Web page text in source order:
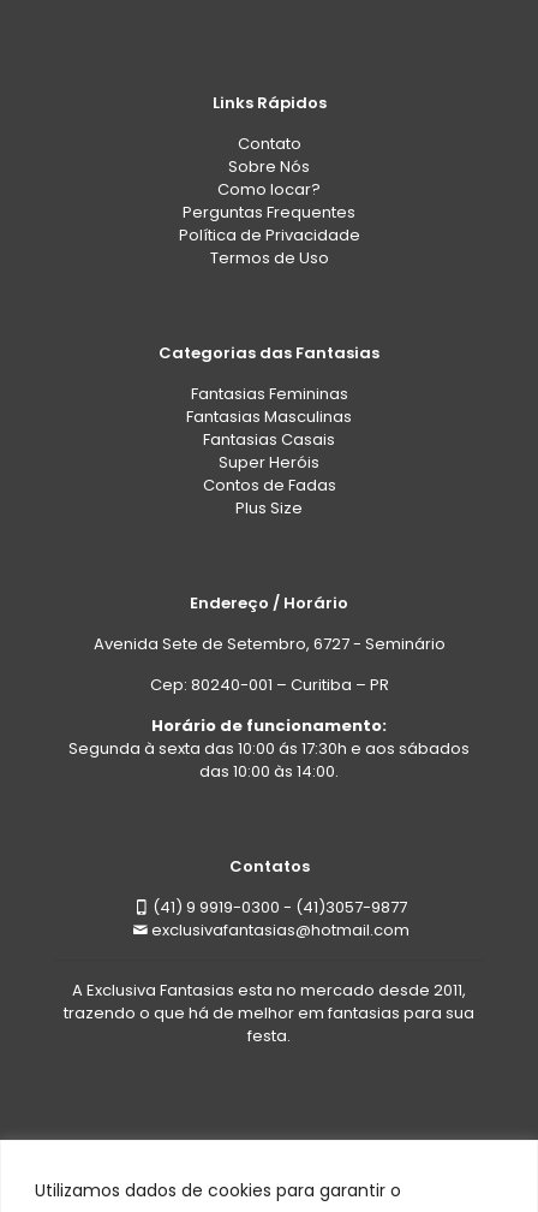
Utilizamos dados de cookies para garantir o
Links Rápidos
Contato
Sobre Nós
Como locar?
Perguntas Frequentes
Política de Privacidade
Termos de Uso
Categorias das Fantasias
Fantasias Femininas
Fantasias Masculinas
Fantasias Casais
Super Heróis
Contos de Fadas
Plus Size
Endereço / Horário
Avenida Sete de Setembro, 6727 - Seminário
Cep: 80240-001 – Curitiba – PR
Horário de funcionamento:
Segunda à sexta das 10:00 ás 17:30h e aos sábados
das 10:00 às 14:00.
Contatos
(41) 9 9919-0300 - (41)3057-9877
exclusivafantasias@hotmail.com
A Exclusiva Fantasias esta no mercado desde 2011,
trazendo o que há de melhor em fantasias para sua
festa.